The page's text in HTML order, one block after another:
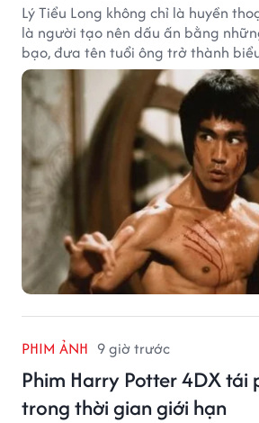
Lý Tiểu Long không chỉ là huyền
là người tạo nên dấu ấn bằng
bạo, đưa tên tuổi ông trở thành
PHIM ẢNH 9 giờ trước
Phim Harry Potter 4DX tái
trong thời gian giới hạn